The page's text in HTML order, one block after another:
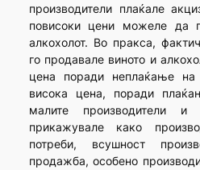
производители плаќале
повисоки цени можеле да
алкохолот. Во пракса,
го продавале виното и
цена поради неплаќање
висока цена, поради
малите производители
прикажувале како
потреби, всушност
продажба, особено